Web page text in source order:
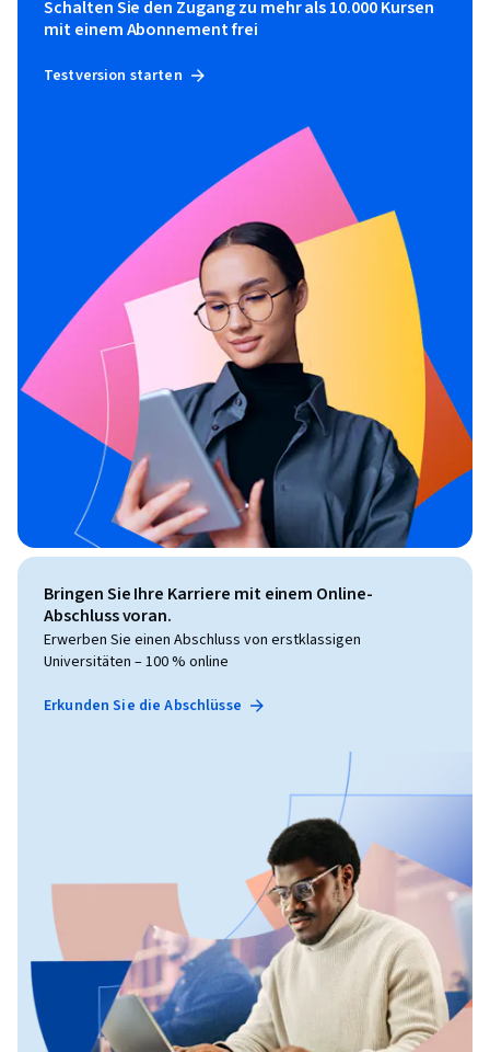
Schalten Sie den Zugang zu mehr als 10.000 Kursen
mit einem Abonnement frei
Testversion starten
Bringen Sie Ihre Karriere mit einem Online-
Abschluss voran.
Erwerben Sie einen Abschluss von erstklassigen
Universitäten – 100 % online
Erkunden Sie die Abschlüsse